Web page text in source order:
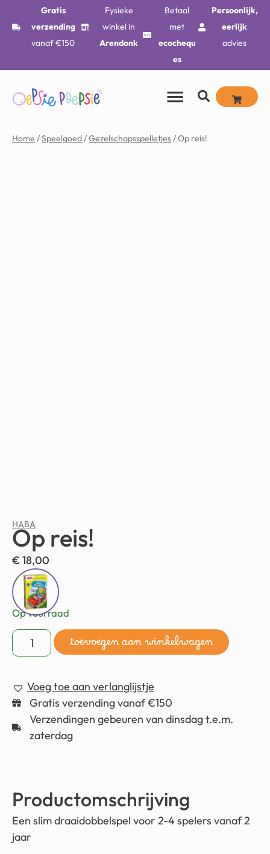
Gratis
verzending
vanaf €150
Fysieke
winkel in
Arendonk
Betaal
met
ecochequ
es
Persoonlijk,
eerlijk
advies
Home /Speelgoed/Gezelschapsspelletjes/ Op reis!
HABA
Op reis!
€ 18,00
Op voorraad
toevoegen aan winkelwagen
Voeg toe aan verlanglijstje
Gratis verzending vanaf €150
Verzendingen gebeuren van dinsdag t.e.m.
zaterdag
Productomschrijving
Een slim draaidobbelspel voor 2-4 spelers vanaf 2
jaar